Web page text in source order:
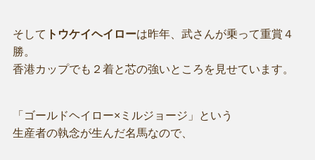
そして トウケイヘイローは昨年、武さんが乗って重賞４
勝。
香港カップでも２着と芯の強いところを見せています。
「ゴールドヘイロー×ミルジョージ」という
生産者の執念が生んだ名馬なので、